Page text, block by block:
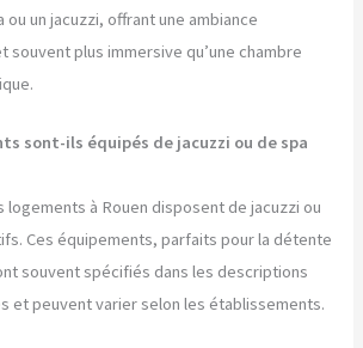
ou un jacuzzi, offrant une ambiance
souvent plus immersive qu’une chambre
sont-ils équipés de jacuzzi ou de spa
logements à Rouen disposent de jacuzzi ou
Ces équipements, parfaits pour la détente
souvent spécifiés dans les descriptions
et peuvent varier selon les établissements.